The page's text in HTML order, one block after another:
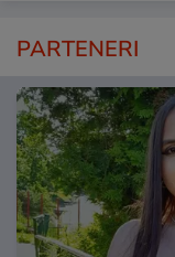
PARTENERI